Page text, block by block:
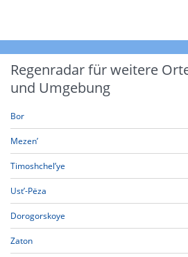
Regenradar für weitere
und Umgebung
Bor
Mezen’
Timoshchel’ye
Ust’-Pëza
Dorogorskoye
Zaton